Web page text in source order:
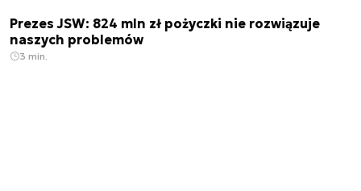
Prezes JSW: 824 mln zł pożyczki nie rozwiązuje
naszych problemów
3 min.